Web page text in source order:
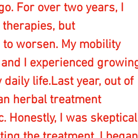
For over two years, I
but
worsen. My mobility
I experienced
life.Last year, out of
herbal treatment
Honestly, I was skeptical